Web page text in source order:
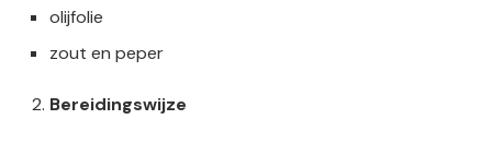
olijfolie
zout en peper
Bereidingswijze